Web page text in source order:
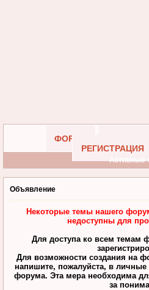
ФОРУМ
РЕГИСТРАЦИЯ
Активные
Объявление
Некоторые темы нашего
недоступны для
Для доступа ко всем темам
Для возможности создания на
напишите, пожалуйста, в
форума. Эта мера необходима
за